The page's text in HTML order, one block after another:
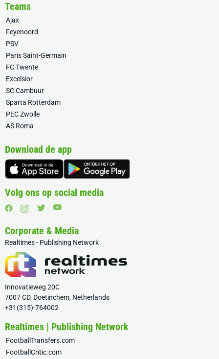
Teams
Ajax
Feyenoord
PSV
Paris Saint-Germain
FC Twente
Excelsior
SC Cambuur
Sparta Rotterdam
PEC Zwolle
AS Roma
Download de app
Volg ons op social media
Corporate & Media
Realtimes - Publishing Network
Innovatieweg 20C
7007 CD, Doetinchem, Netherlands
+31(315)-764002
Realtimes | Publishing Network
FootballTransfers.com
FootballCritic.com